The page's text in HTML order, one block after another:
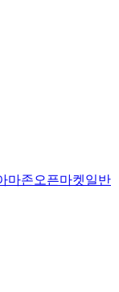
마존오픈마켓일반